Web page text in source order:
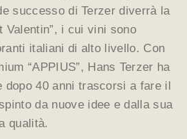
successo di Terzer diverrà la
Valentin”, i cui vini sono
italiani di alto livello. Con
“APPIUS”, Hans Terzer ha
40 anni trascorsi a fare il
da nuove idee e dalla sua
qualità.